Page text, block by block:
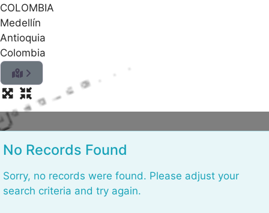
COLOMBIA
Medellín
Antioquia
Colombia
o
d
g
.
No Records Found
Sorry, no records were found. Please adjust your
search criteria and try again.